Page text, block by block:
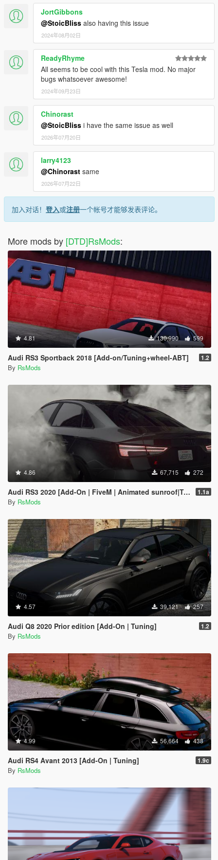
JortGibbons
@StoicBliss also having this issue
2024年08月02日
ReadyRhyme
All seems to be cool with this Tesla mod. No major
bugs whatsoever awesome!
2024年09月23日
Chinorast
@StoicBliss i have the same issue as well
2026年07月20日
larry4123
@Chinorast same
2026年07月22日
加入对话！ 登入或注册一个帐号才能够发表评论。
More mods by [DTD]RsMods:
4.81 130,990 599
Audi RS3 Sportback 2018 [Add-on/Tuning+wheel-ABT] 1.2
By RsMods
4.86 67,715 272
Audi RS3 2020 [Add-On | FiveM | Animated sunroof|Tuning] 1.1a
By RsMods
4.57 39,121 257
Audi Q8 2020 Prior edition [Add-On | Tuning] 1.2
By RsMods
4.99 56,664 438
Audi RS4 Avant 2013 [Add-On | Tuning] 1.9c
By RsMods